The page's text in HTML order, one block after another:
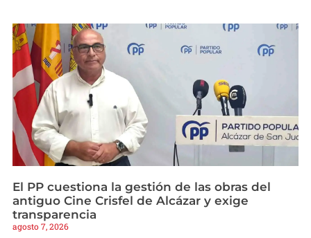
El PP cuestiona la gestión de las obras del
antiguo Cine Crisfel de Alcázar y exige
transparencia
agosto 7, 2026